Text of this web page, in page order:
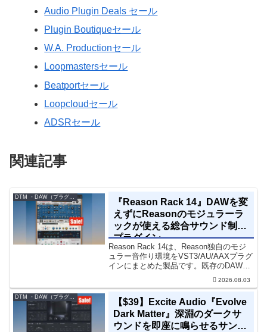
Audio Plugin Deals セール
Plugin Boutiqueセール
W.A. Productionセール
Loopmastersセール
Beatportセール
Loopcloudセール
ADSRセール
関連記事
DTM ・DAW（プラグイン、シンセなど）のセール情報
『Reason Rack 14』DAWを変
えずにReasonのモジュラーラ
ックが使える総合サウンド制作
プラグイン
Reason Rack 14は、Reason独自のモジ
ュラー音作り環境をVST3/AU/AAXプラグ
インにまとめた製品です。既存のDAWを
乗り換えることなく、68種類のシンセや
エフェクト、CV配線をそのままトラック
2026.08.03
DTM ・DAW（プラグイン、シンセなど）のセール情報
【$39】Excite Audio『Evolve
Dark Matter』深淵のダークサ
ウンドを即座に鳴らせるサンプ